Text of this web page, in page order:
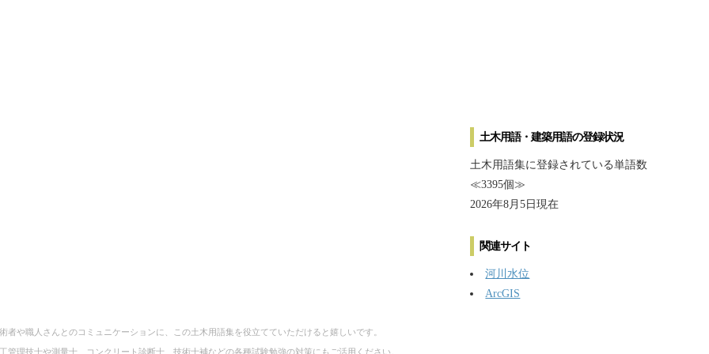
土木用語・建築用語の登録状況
土木用語集に登録されている単語数
≪3395個≫
2026年8月5日現在
関連サイト
河川水位
ArcGIS
者や職人さんとのコミュニケーションに、この土木用語集を役立てていただけると嬉しいです。
管理技士や測量士、コンクリート診断士、技術士補などの各種試験勉強の対策にもご活用ください。